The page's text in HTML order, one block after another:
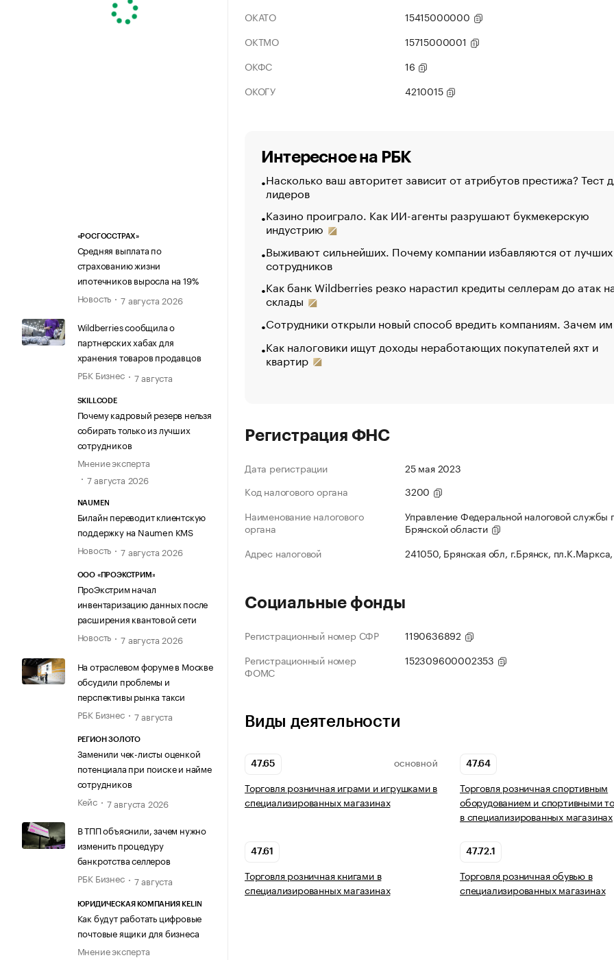
«РОСГОССТРАХ»
Средняя выплата по
страхованию жизни
ипотечников выросла на 19%
Новость
7 августа 2026
Wildberries сообщила о
партнерских хабах для
хранения товаров продавцов
РБК Бизнес
7 августа
SKILLCODE
Почему кадровый резерв нельзя
собирать только из лучших
сотрудников
Мнение эксперта
7 августа 2026
NAUMEN
Билайн переводит клиентскую
поддержку на Naumen KMS
Новость
7 августа 2026
ООО «ПРОЭКСТРИМ»
ПроЭкстрим начал
инвентаризацию данных после
расширения квантовой сети
Новость
7 августа 2026
На отраслевом форуме в Москве
обсудили проблемы и
перспективы рынка такси
РБК Бизнес
7 августа
РЕГИОН ЗОЛОТО
Заменили чек-листы оценкой
потенциала при поиске и найме
сотрудников
Кейс
7 августа 2026
В ТПП объяснили, зачем нужно
изменить процедуру
банкротства селлеров
РБК Бизнес
7 августа
ЮРИДИЧЕСКАЯ КОМПАНИЯ KELIN
Как будут работать цифровые
почтовые ящики для бизнеса
Мнение эксперта
ОКАТО
15415000000
ОКТМО
15715000001
ОКФС
16
ОКОГУ
4210015
Интересное на РБК
Насколько ваш авторитет зависит от атрибутов престижа? Тест
лидеров
Казино проиграло. Как ИИ-агенты разрушают букмекерскую
индустрию
Выживают сильнейших. Почему компании избавляются от лучших
сотрудников
Как банк Wildberries резко нарастил кредиты селлерам до атак
склады
Сотрудники открыли новый способ вредить компаниям. Зачем
Как налоговики ищут доходы неработающих покупателей яхт и
квартир
Регистрация ФНС
Дата регистрации
25 мая 2023
Код налогового органа
3200
Наименование налогового
органа
Управление Федеральной налоговой службы
Брянской области
Адрес налоговой
241050, Брянская обл, г.Брянск,
Социальные фонды
Регистрационный номер СФР
1190636892
Регистрационный номер
ФОМС
152309600002353
Виды деятельности
47.65 ОСНОВНОЙ
Торговля розничная играми и игрушками в
специализированных магазинах
47.64
Торговля розничная спортивным
оборудованием и спортивными
в специализированных магазинах
47.61
Торговля розничная книгами в
специализированных магазинах
47.72.1
Торговля розничная обувью в
специализированных магазинах